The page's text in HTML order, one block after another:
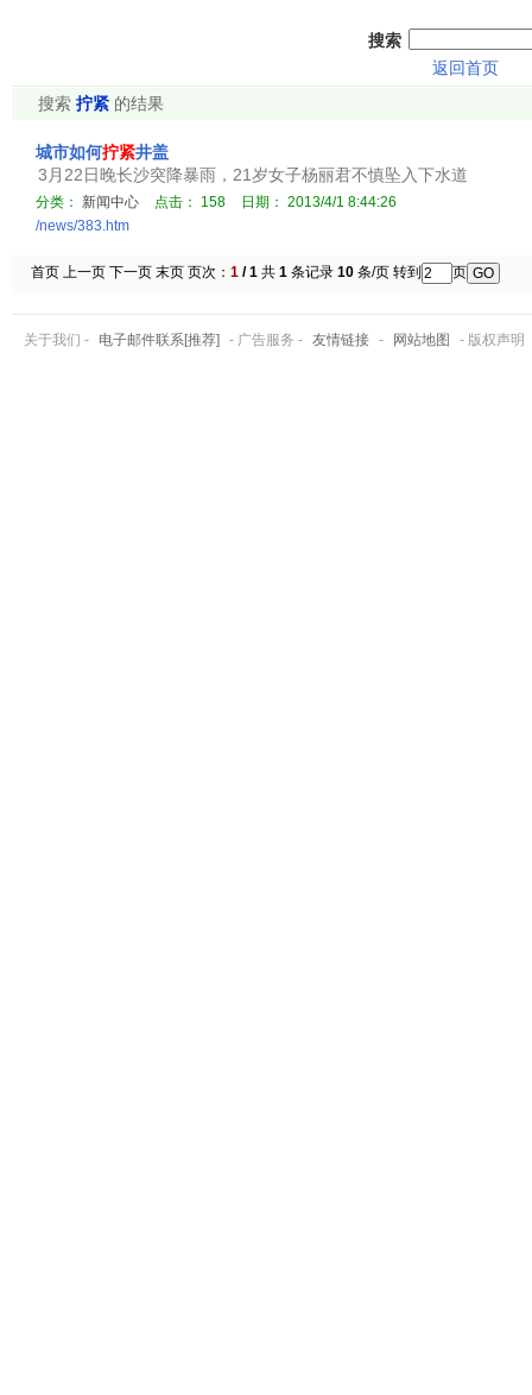
搜索
返回首页
搜索 拧紧的结果
城市如何拧紧井盖
3月22日晚长沙突降暴雨，21岁女子杨丽君不慎坠入下水道
分类： 新闻中心 点击： 158 日期： 2013/4/1 8:44:26
/news/383.htm
首页 上一页 下一页 末页 页次： 1/ 1 共 1条记录 10条/页 转到 页
关于我们 - 电子邮件联系[推荐] - 广告服务 - 友情链接 - 网站地图 - 版权声明